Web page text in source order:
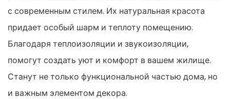
с современным стилем. Их натуральная красота
придает особый шарм и теплоту помещению.
Благодаря теплоизоляции и звукоизоляции,
помогут создать уют и комфорт в вашем жилище.
Станут не только функциональной частью дома, но
и важным элементом декора.